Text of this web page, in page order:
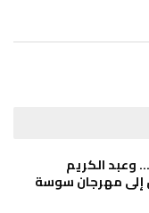
وعبد الكريم
إلى مهرجان سوسة